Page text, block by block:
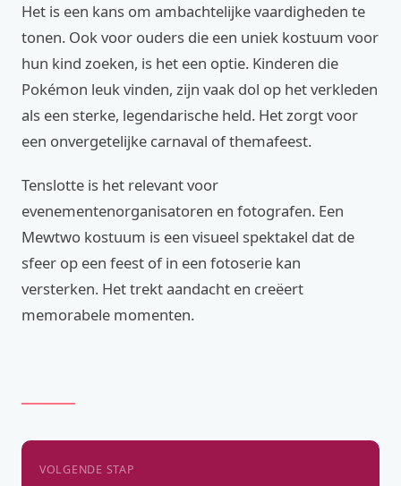
Het is een kans om ambachtelijke vaardigheden te
tonen. Ook voor ouders die een uniek kostuum voor
hun kind zoeken, is het een optie. Kinderen die
Pokémon leuk vinden, zijn vaak dol op het verkleden
als een sterke, legendarische held. Het zorgt voor
een onvergetelijke carnaval of themafeest.
Tenslotte is het relevant voor
evenementenorganisatoren en fotografen. Een
Mewtwo kostuum is een visueel spektakel dat de
sfeer op een feest of in een fotoserie kan
versterken. Het trekt aandacht en creëert
memorabele momenten.
VOLGENDE STAP